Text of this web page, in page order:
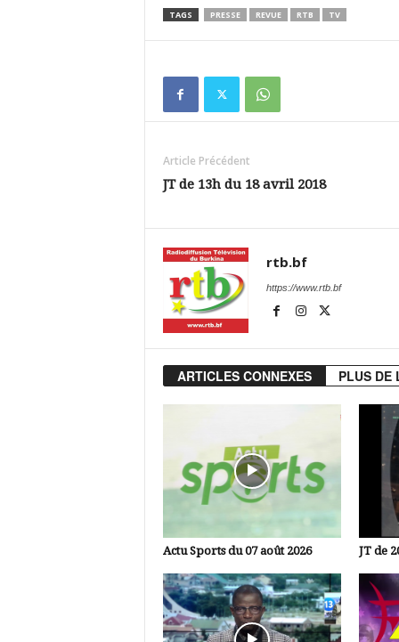
TAGS PRESSE REVUE RTB TV
Article Précédent
JT de 13h du 18 avril 2018
rtb.bf
https://www.rtb.bf
ARTICLES CONNEXES PLUS DE
Actu Sports du 07 août 2026 JT de